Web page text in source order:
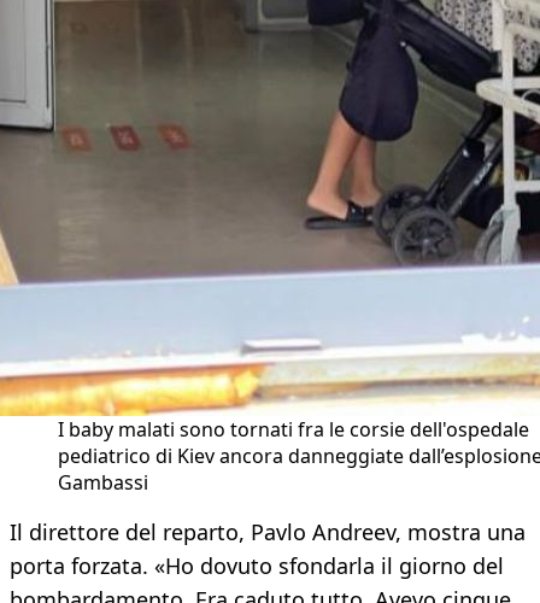
I baby malati sono tornati fra le corsie dell'ospedale
pediatrico di Kiev ancora danneggiate
Gambassi
Il direttore del reparto, Pavlo Andreev, mostra una
porta forzata. «Ho dovuto sfondarla il giorno del